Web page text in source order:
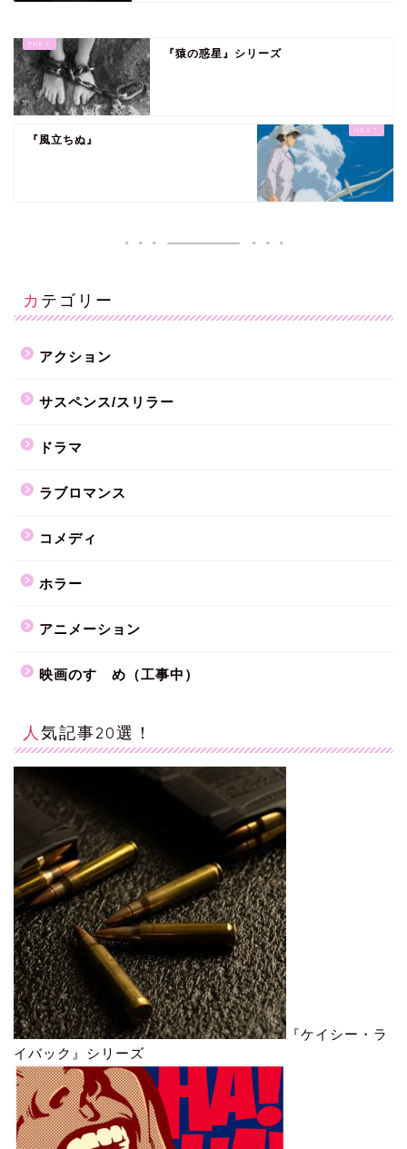
『猿の惑星』シリーズ
『風立ちぬ』
カテゴリー
アクション
サスペンス/スリラー
ドラマ
ラブロマンス
コメディ
ホラー
アニメーション
映画のすゝめ（工事中）
人気記事20選！
『ケイシー・ラ
イバック』シリーズ